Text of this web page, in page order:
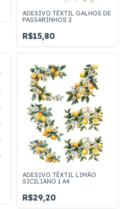
ADESIVO TÊXTIL GALHOS DE
PASSARINHOS 2
R$15,80
ADESIVO TÊXTIL LIMÃO
SICILIANO 1 A4
R$29,20